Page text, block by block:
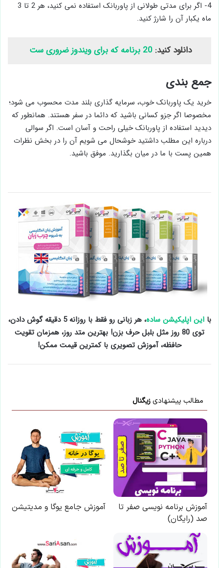
4- اگر برای مدتی طولانی از پاوربانک استفاده نمی کنید، هر 2 تا 3
ماه یکبار آن را شارژ کنید.
دانلود کنید: 20 برنامه که برای ویندوز ضروری ست
جمع بندی
خرید یک پاوربانک خوب، سرمایه گذاری بلند مدت محسوب می شود؛
مخصوصا اگر جزو کسانی باشید که دائما در سفر هستند. همانطور که
دیدید استفاده از پاوربانک خیلی راحت و آسان است. اگر سوالی
درباره این مطلب داشتید خوشحال می شویم آن را در بخش نظرات
همین پست با ما در میان بگذارید. موفق باشید.
بااین اپلیکیشن ساده
، هر زبانی رو فقط با روزانه 5 دقیقه گوش دادن،
توی 80 روز مثل بلبل حرف بزن! بهترین متد روز، همزمان تقویت
حافظه، آموزش تصویری با کمترین قیمت ممکن!